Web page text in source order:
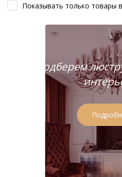
Показывать только товары
Подберем